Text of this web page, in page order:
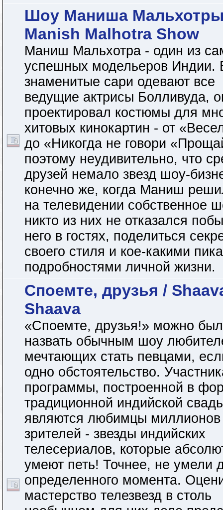
Шоу Маниша
Manish Malhotra Show
Маниш Мальхотра - один из
успешных модельеров Индии.
знаменитые сари одевают все
ведущие актрисы Болливуда,
проектировал костюмы для
хитовых кинокартин - от
до «Никогда не говори
поэтому неудивительно, что
друзей немало звезд шоу-
конечно же, когда Маниш
на телевидении собственное
никто из них не отказался
него в гостях, поделиться
своего стиля и кое-какими
подробностями личной жизни.
Споемте, друзья /
Shaava
«Споемте, друзья!» можно
назвать обычным шоу
мечтающих стать певцами,
одно обстоятельство.
программы, построенной в
традиционной индийской
являются любимцы миллионов
зрителей - звезды индийских
телесериалов, которые
умеют петь! Точнее, не умели
определенного момента.
мастерство телезвезд в столь